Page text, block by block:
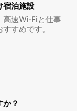
宿⁠泊⁠施⁠設
高速Wi-Fiと仕事
すめです。
か？